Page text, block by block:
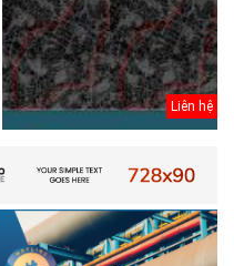
Liên hệ